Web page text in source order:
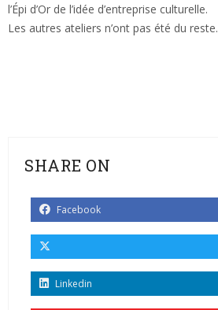
l’Épi d’Or de l’idée d’entreprise culturelle.
Les autres ateliers n’ont pas été du reste.
SHARE ON
Facebook
Linkedin